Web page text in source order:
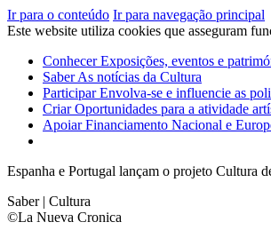
Ir para o conteúdo Ir para navegação principal
Este website utiliza cookies que asseguram
ConhecerExposições, eventos e
SaberAs notícias da Cultura
ParticiparEnvolva-se e influencie as
CriarOportunidades para a atividade
ApoiarFinanciamento Nacional e
Espanha e Portugal lançam o projeto Cultura
Saber | Cultura
©La Nueva Cronica